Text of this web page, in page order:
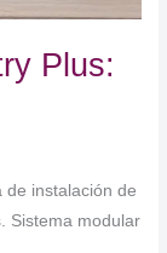
Plus:
de instalación de
Sistema modular